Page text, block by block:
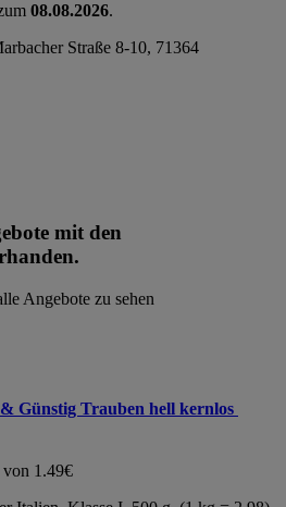
08.08.2026.
Straße 8-10, 71364
mit den
Angebote zu sehen
Günstig Trauben hell kernlos
von 1.49€